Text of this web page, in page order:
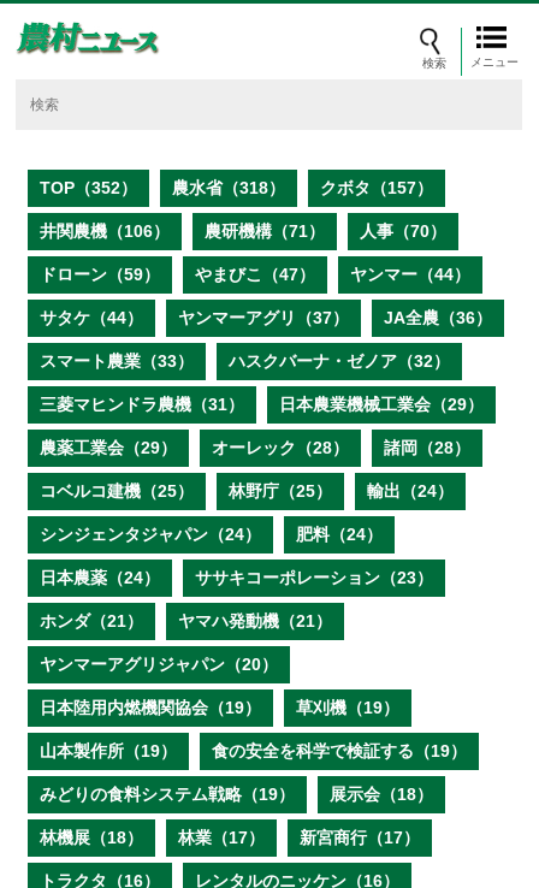
メニュー
TOP（352） 農水省（318） クボタ（157）
井関農機（106） 農研機構（71） 人事（70）
ドローン（59） やまびこ（47） ヤンマー（44）
サタケ（44） ヤンマーアグリ（37） JA全農（36）
スマート農業（33） ハスクバーナ・ゼノア（32）
三菱マヒンドラ農機（31） 日本農業機械工業会（29）
農薬工業会（29） オーレック（28） 諸岡（28）
コベルコ建機（25） 林野庁（25） 輸出（24）
シンジェンタジャパン（24） 肥料（24）
日本農薬（24） ササキコーポレーション（23）
ホンダ（21） ヤマハ発動機（21）
ヤンマーアグリジャパン（20）
日本陸用内燃機関協会（19） 草刈機（19）
山本製作所（19） 食の安全を科学で検証する（19）
みどりの食料システム戦略（19） 展示会（18）
林機展（18） 林業（17） 新宮商行（17）
トラクタ（16） レンタルのニッケン（16）